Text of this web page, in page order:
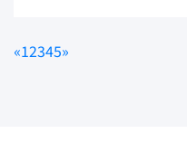
«12345»